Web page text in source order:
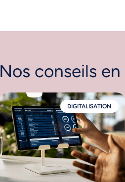
Nos conseils en
DIGITALISATION